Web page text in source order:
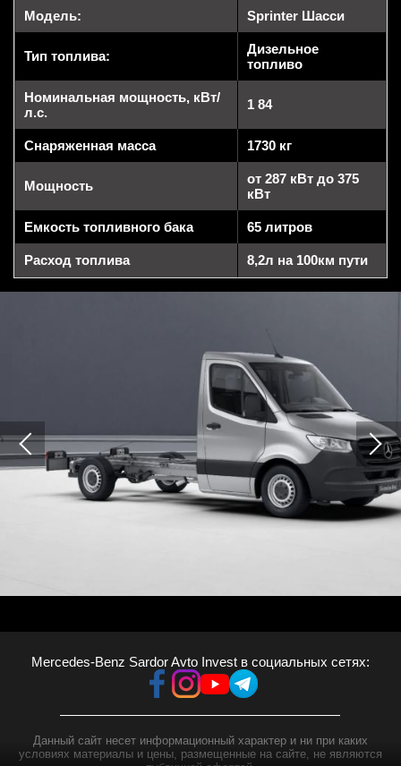
Модель: Sprinter Шасси
Тип топлива:
Дизельное
топливо
Номинальная мощность, кВт/
л.с.
1 84
Снаряженная масса 1730 кг
Мощность
от 287 кВт до 375
кВт
Емкость топливного бака 65 литров
Расход топлива 8,2л на 100км пути
Mercedes-Benz Sardor Avto Invest в социальных сетях:
Данный сайт несет информационный характер и ни при каких
условиях материалы и цены, размещенные на сайте, не являются